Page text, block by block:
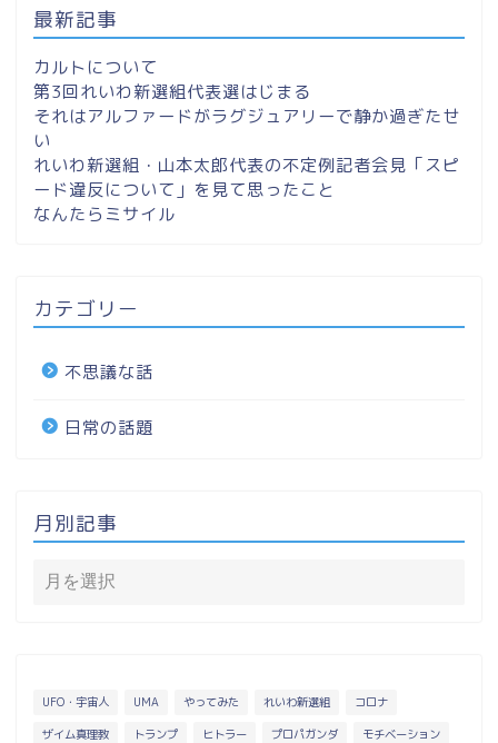
最新記事
カルトについて
第3回れいわ新選組代表選はじまる
それはアルファードがラグジュアリーで静か過ぎたせ
い
れいわ新選組・山本太郎代表の不定例記者会見「スピ
ード違反について」を見て思ったこと
なんたらミサイル
カテゴリー
不思議な話
日常の話題
月別記事
UFO・宇宙人 UMA やってみた れいわ新選組 コロナ
ザイム真理教 トランプ ヒトラー プロパガンダ モチベーション